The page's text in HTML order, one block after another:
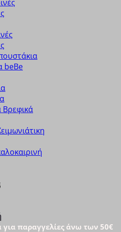
beBe
Βρεφικά
παραγγελίες άνω των 50€